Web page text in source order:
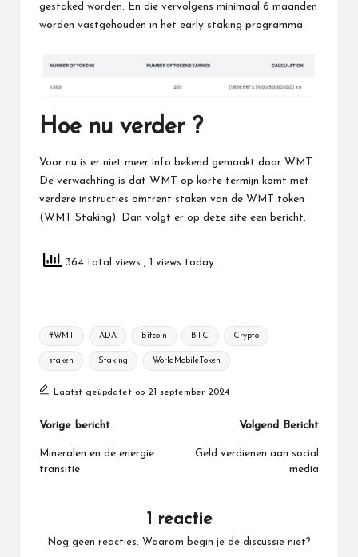
gestaked worden. En die vervolgens minimaal 6 maanden
worden vastgehouden in het early staking programma.
Hoe nu verder ?
Voor nu is er niet meer info bekend gemaakt door WMT.
De verwachting is dat WMT op korte termijn komt met
verdere instructies omtrent staken van de WMT token
(WMT Staking). Dan volgt er op deze site een bericht.
364 total views , 1 views today
Tags:
#WMT ADA Bitcoin BTC Crypto
staken Staking WorldMobileToken
Laatst geüpdatet op 21 september 2024
Bericht
navigatie
Vorige bericht
Mineralen en de energie
transitie
Volgend Bericht
Geld verdienen aan social
media
1 reactie
Nog geen reacties. Waarom begin je de discussie niet?